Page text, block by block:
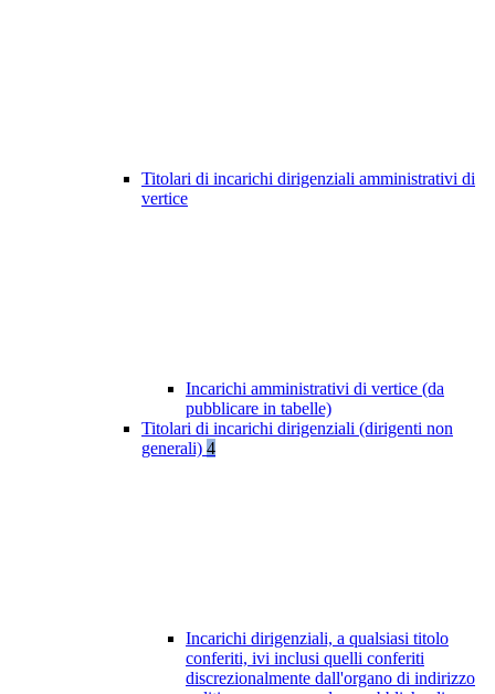
Titolari di incarichi dirigenziali amministrativi di
vertice
Incarichi amministrativi di vertice (da
pubblicare in tabelle)
Titolari di incarichi dirigenziali (dirigenti non
generali) 4
Incarichi dirigenziali, a qualsiasi titolo
conferiti, ivi inclusi quelli conferiti
discrezionalmente dall'organo di indirizzo